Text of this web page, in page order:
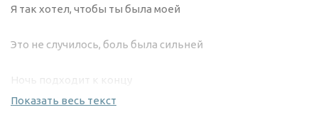
Я так хотел, чтобы ты была моей
Это не случилось, боль была сильней
Ночь подходит к концу
Показать весь текст